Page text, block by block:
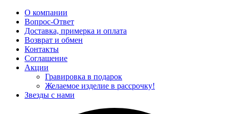
О компании
Вопрос-Ответ
Доставка, примерка и оплата
Возврат и обмен
Контакты
Соглашение
Акции
Гравировка в подарок
Желаемое изделие в рассрочку!
Звезды с нами